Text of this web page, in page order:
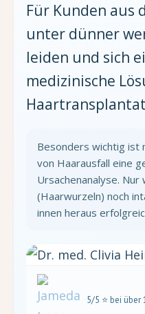
Für Kunden aus
unter dünner
leiden und sich
medizinische
Besonders wichtig ist
von Haarausfall eine
Ursachenanalyse.
(Haarwurzeln) noch
innen heraus
5/5 ⭐ bei